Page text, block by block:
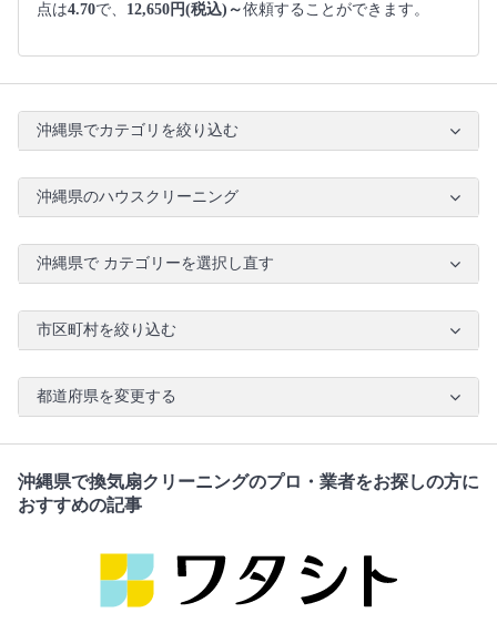
点は4.70で、 12,650円(税込)～依頼することができます。
沖縄県でカテゴリを絞り込む
沖縄県のハウスクリーニング
沖縄県で カテゴリーを選択し直す
市区町村を絞り込む
都道府県を変更する
沖縄県で換気扇クリーニングのプロ・業者をお探しの方に
おすすめの記事